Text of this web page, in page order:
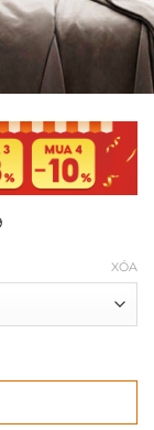
XÓA
số lượng